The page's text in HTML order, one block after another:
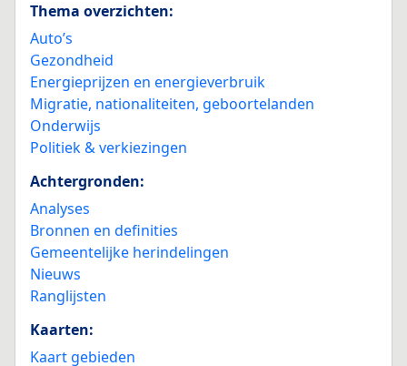
Thema overzichten:
Auto’s
Gezondheid
Energieprijzen en energieverbruik
Migratie, nationaliteiten, geboortelanden
Onderwijs
Politiek & verkiezingen
Achtergronden:
Analyses
Bronnen en definities
Gemeentelijke herindelingen
Nieuws
Ranglijsten
Kaarten:
Kaart gebieden